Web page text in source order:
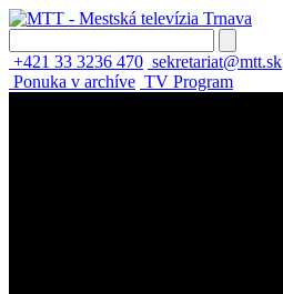
+421 33 3236 470 sekretariat@mtt.sk
Ponuka v archíve TV Program